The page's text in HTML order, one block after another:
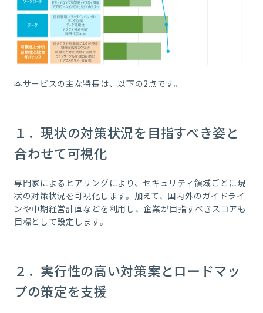
本サービスの主な特長は、以下の2点です。
１．現状の対策状況を目指すべき姿と
合わせて可視化
専門家によるヒアリングにより、セキュリティ領域ごとに現
状の対策状況を可視化します。加えて、国内外のガイドライ
ンや中期経営計画などを利用し、企業が目指すべきスコアも
目標として設定します。
２．実行性の高い対策案とロードマッ
プの策定を支援